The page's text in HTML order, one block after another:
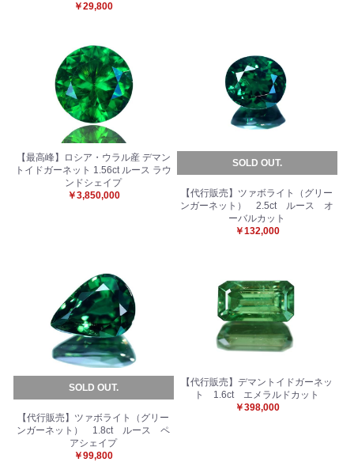
￥29,800
【最高峰】ロシア・ウラル産 デマン
トイドガーネット 1.56ct ルース ラウ
ンドシェイプ
￥3,850,000
SOLD OUT.
【代行販売】ツァボライト（グリー
ンガーネット） 2.5ct ルース オ
ーバルカット
￥132,000
SOLD OUT.
【代行販売】ツァボライト（グリー
ンガーネット） 1.8ct ルース ペ
アシェイプ
￥99,800
【代行販売】デマントイドガーネッ
ト 1.6ct エメラルドカット
￥398,000
カートへ進む